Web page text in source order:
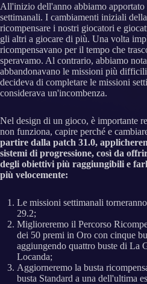
All'inizio dell'anno abbiamo
settimanali. I cambiamenti iniziali
ricompensare i nostri giocatori e
gli altri a giocare di più. Una volta
ricompensavano per il tempo che
speravamo. Al contrario, abbiamo
abbandonavano le missioni più
decideva di completare le missioni
considerava un'incombenza.
Nel design di un gioco, è importante
non funziona, capire perché e
partire dalla patch 31.0,
sistemi di progressione, così da
degli obiettivi più raggiungibili e
più velocemente:
Le missioni settimanali
29.2;
Miglioreremo il Percorso
dei 50 premi in Oro con cinque
aggiungendo quattro buste di La
Locanda;
Aggiorneremo la busta
busta Standard a una dell'ultima